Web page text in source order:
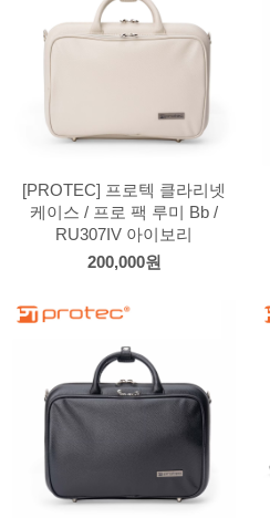
[PROTEC] 프로텍 클라리넷
케이스 / 프로 팩 루미 Bb /
RU307IV 아이보리
200,000원